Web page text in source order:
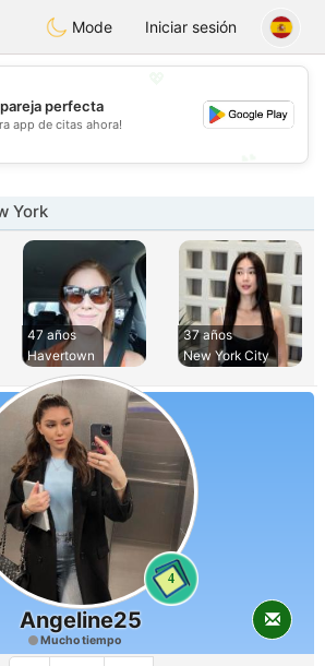
StatesDating
Mode Iniciar sesión
💕
perfecta
app de citas ahora!
York
47 años
Havertown
37 años
New York City
4
Angeline25
Mucho tiempo